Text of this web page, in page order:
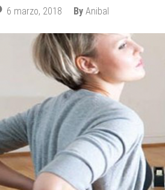
6 marzo, 2018 By Anibal